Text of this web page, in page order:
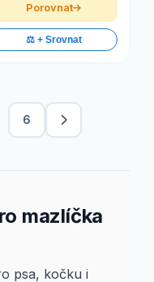
Porovnat
⚖️ + Srovnat
6
mazlíčka
psa, kočku i